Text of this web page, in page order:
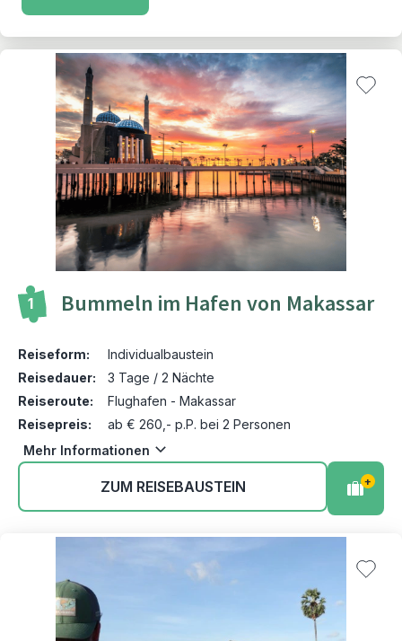
1 Bummeln im Hafen von Makassar
Reiseform:
Individualbaustein
Reisedauer:
3 Tage / 2 Nächte
Reiseroute:
Flughafen - Makassar
Reisepreis:
ab € 260,- p.P. bei 2 Personen
Mehr Informationen
ZUM REISEBAUSTEIN +